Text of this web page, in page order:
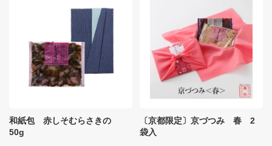
和紙包 赤しそむらさきの
50g
〔京都限定〕京づつみ 春 2
袋入